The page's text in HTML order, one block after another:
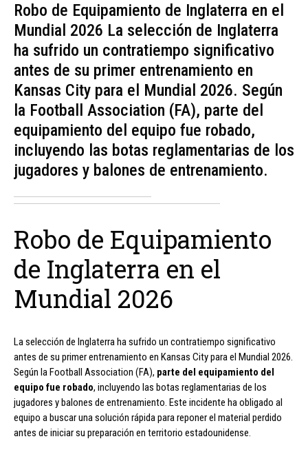
Robo de Equipamiento de Inglaterra en el
Mundial 2026 La selección de Inglaterra
ha sufrido un contratiempo significativo
antes de su primer entrenamiento en
Kansas City para el Mundial 2026. Según
la Football Association (FA), parte del
equipamiento del equipo fue robado,
incluyendo las botas reglamentarias de los
jugadores y balones de entrenamiento.
Robo de Equipamiento
de Inglaterra en el
Mundial 2026
La selección de Inglaterra ha sufrido un contratiempo significativo
antes de su primer entrenamiento en Kansas City para el Mundial 2026.
Según la Football Association (FA), parte del equipamiento del
equipo fue robado, incluyendo las botas reglamentarias de los
jugadores y balones de entrenamiento. Este incidente ha obligado al
equipo a buscar una solución rápida para reponer el material perdido
antes de iniciar su preparación en territorio estadounidense.